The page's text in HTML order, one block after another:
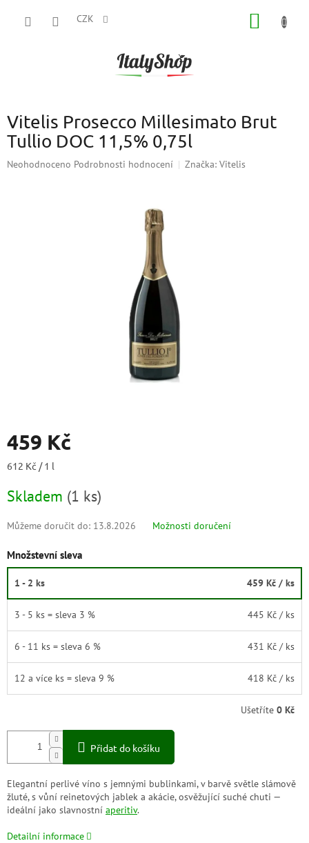
CZK
Vitelis Prosecco Millesimato Brut
Tullio DOC 11,5% 0,75l
Průměrné
Neohodnoceno Podrobnosti hodnocení Značka: Vitelis
459 Kč
Měrná
612 Kč / 1 l
Skladem (1 ks)
Můžeme doručit do: 13.8.2026 Možnosti doručení
Množstevní sleva
1 - 2 ks 459 Kč / ks
3 - 5 ks = sleva 3 % 445 Kč / ks
6 - 11 ks = sleva 6 % 431 Kč / ks
12 a více ks = sleva 9 % 418 Kč / ks
Ušetříte 0 Kč
Přidat do košíku
Elegantní perlivé víno s jemnými bublinkami, v barvě světle slámově
žluté, s vůní reinetových jablek a akácie, osvěžující suché chuti —
ideální jako slavnostní aperitiv.
Detailní informace